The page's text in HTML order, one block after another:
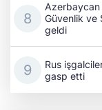
Azerbaycan
Güvenlik ve
geldi
Rus
gasp etti